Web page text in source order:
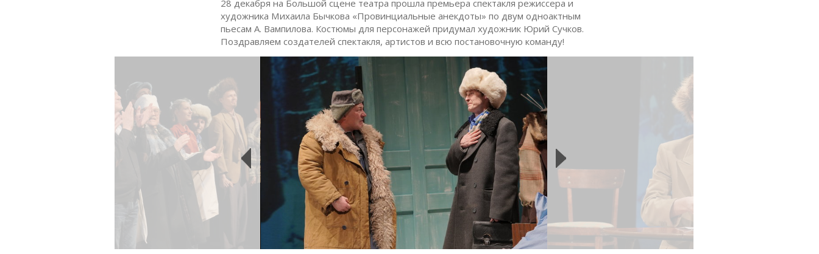
28 декабря на Большой сцене театра прошла премьера спектакля режиссера и
художника Михаила Бычкова «Провинциальные анекдоты» по двум одноактным
пьесам А. Вампилова. Костюмы для персонажей придумал художник Юрий Сучков.
Поздравляем создателей спектакля, артистов и всю постановочную команду!